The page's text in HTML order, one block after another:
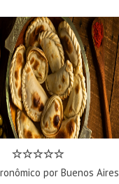
por Buenos Aires